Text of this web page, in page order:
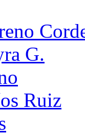
G.
Ruiz